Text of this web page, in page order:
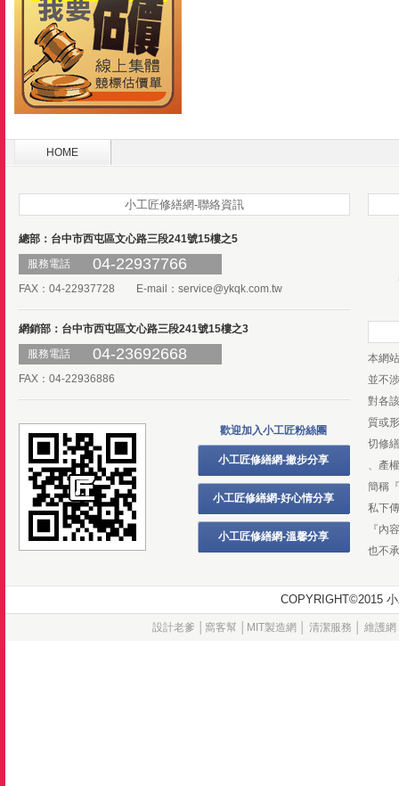
HOME
小工匠修繕網-聯絡資訊
總部：台中市西屯區文心路三段241號15樓之5
服務電話
04-22937766
FAX：04-22937728 E-mail： service@ykqk.com.tw
網銷部：台中市西屯區文心路三段241號15樓之3
服務電話
04-23692668
FAX：04-22936886
歡迎加入小工匠粉絲團
小工匠修繕網-撇步分享
小工匠修繕網-好心情分享
小工匠修繕網-溫馨分享
本網
並不
對各
質或
切修
、產
簡稱
私下
『內
也不
設計老爹 窩客幫│ MIT製造網 清潔服務 維護網